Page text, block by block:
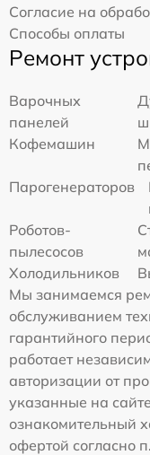
Согласие на
Способы оплаты
Ремонт
Варочных
панелей
Кофемашин
Парогенераторов
Роботов-
пылесосов
Холодильников
Мы занимаемся
обслуживанием
гарантийного
работает
авторизации от
указанные на
ознакомительный
офертой согласно